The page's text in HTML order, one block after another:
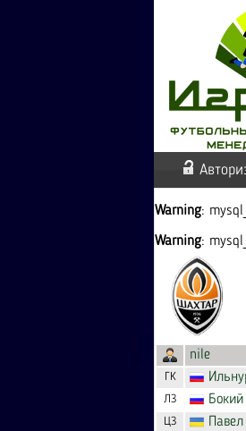
Warning:
Warning:
nile
ГК
ЛЗ Бокий
ЦЗ Павел